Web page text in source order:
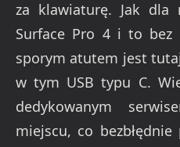
za klawiaturę. Jak dla
Surface Pro 4 i to bez
sporym atutem jest
w tym USB typu C.
dedykowanym
miejscu, co